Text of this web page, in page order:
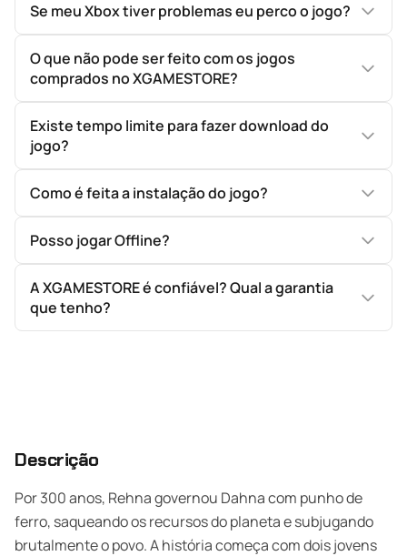
Se meu Xbox tiver problemas eu perco o jogo?
O que não pode ser feito com os jogos
comprados no XGAMESTORE?
Existe tempo limite para fazer download do
jogo?
Como é feita a instalação do jogo?
Posso jogar Offline?
A XGAMESTORE é confiável? Qual a garantia
que tenho?
Descrição
Por 300 anos, Rehna governou Dahna com punho de
ferro, saqueando os recursos do planeta e subjugando
brutalmente o povo. A história começa com dois jovens